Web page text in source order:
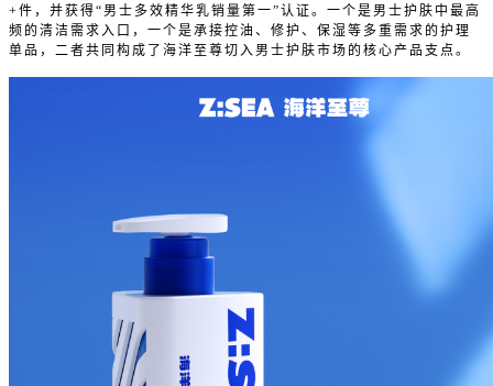
+件，并获得“男士多效精华乳销量第一”认证。一个是男士护肤中最高
频的清洁需求入口，一个是承接控油、修护、保湿等多重需求的护理
单品，二者共同构成了海洋至尊切入男士护肤市场的核心产品支点。